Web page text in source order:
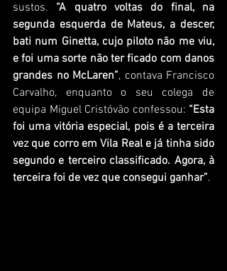
sustos. “A quatro voltas do final, na
segunda esquerda de Mateus, a descer,
bati num Ginetta, cujo piloto não me viu,
e foi uma sorte não ter ficado com danos
grandes no McLaren”, contava Francisco
Carvalho, enquanto o seu colega de
equipa Miguel Cristóvão confessou: “Esta
foi uma vitória especial, pois é a terceira
vez que corro em Vila Real e já tinha sido
segundo e terceiro classificado. Agora, à
terceira foi de vez que consegui ganhar”.